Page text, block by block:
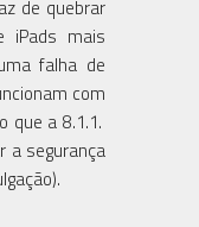
de quebrar
iPads mais
falha de
com
que a 8.1.1.
a segurança